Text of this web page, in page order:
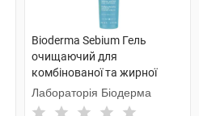
Bioderma Sebium Гель
очищаючий для
комбінованої та жирної
шкіри 200 мл 1 флакон
Лабораторія Біодерма